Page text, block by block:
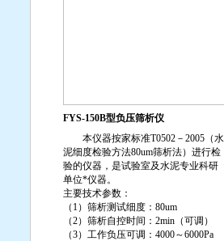
FYS-150B型负压筛析仪
本仪器按家标准T0502－2005（水
泥细度检验方法80um筛析法）进行检
验的仪器，是试验室及水泥专业科研
单位*仪器。
主要技术参数：
（1）筛析测试细度：80um
（2）筛析自控时间：2min（可调）
（3）工作负压可调：4000～6000Pa